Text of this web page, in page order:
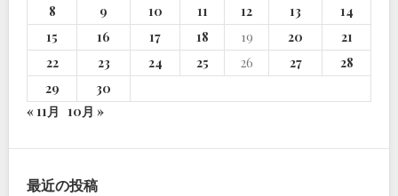
8
9 10 11 12 13
14
15
16 17 18 19 20
21
22
23 24 25 26 27
28
29
30
« 11月 10月 »
最近の投稿